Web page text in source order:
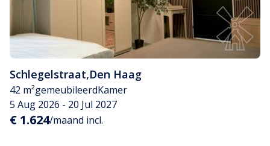
Schlegelstraat,Den Haag
42 m²gemeubileerdKamer
5 Aug 2026 - 20 Jul 2027
€ 1.624/maand incl.